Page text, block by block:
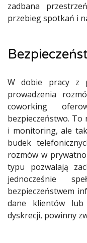
zadbana
przebieg spotkań i
W dobie pracy z
prowadzenia
coworking
bezpieczeństwo.
i monitoring, ale
budek
rozmów w
typu pozwalają
jednocześnie
bezpieczeństwem
dane klientów lub
dyskrecji, powinny